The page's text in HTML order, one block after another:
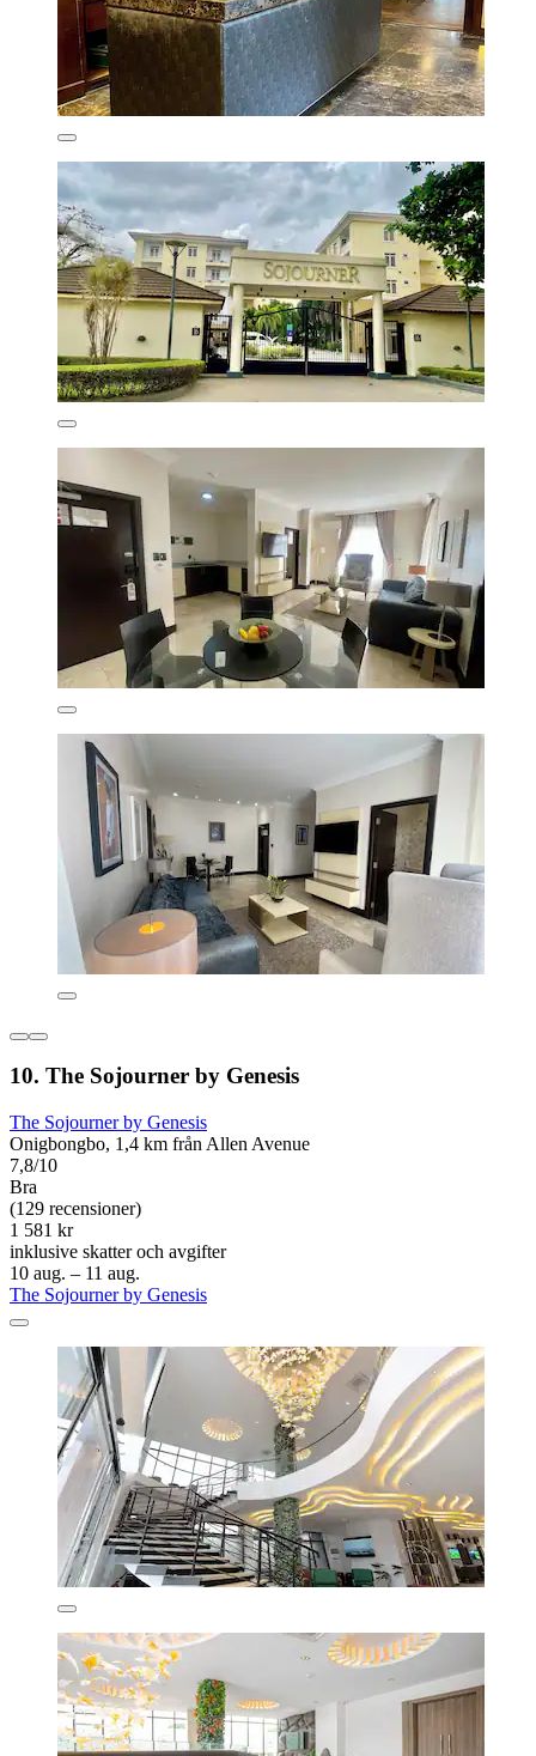
10. The Sojourner by Genesis
The Sojourner by Genesis
Onigbongbo, 1,4 km från Allen Avenue
7,8/10
Bra
(129 recensioner)
1 581 kr
inklusive skatter och avgifter
10 aug. – 11 aug.
The Sojourner by Genesis